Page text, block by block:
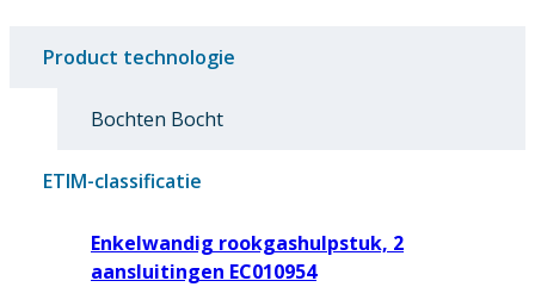
Product technologie
Bochten Bocht
ETIM-classificatie
Enkelwandig rookgashulpstuk, 2
aansluitingen EC010954